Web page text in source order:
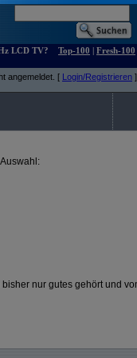
LCD TV?
Top-100 | Fresh-100
angemeldet. [ Login/Registrieren ]
nur gutes gehört und